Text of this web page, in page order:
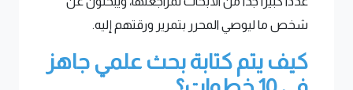
شخص ما ليوصي المحرر بتمرير ورقتهم إليه.
كيف يتم كتابة بحث علمي جاهز